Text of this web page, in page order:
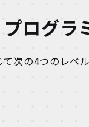
ログラ
次の4つのレベ